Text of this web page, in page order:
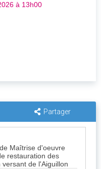
à 13h00
Partager
Maîtrise d'oeuvre
restauration des
de l'Aiguillon